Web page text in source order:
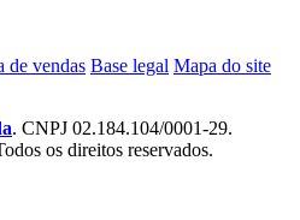
de vendas Base legal Mapa do site
. CNPJ 02.184.104/0001-29.
os direitos reservados.